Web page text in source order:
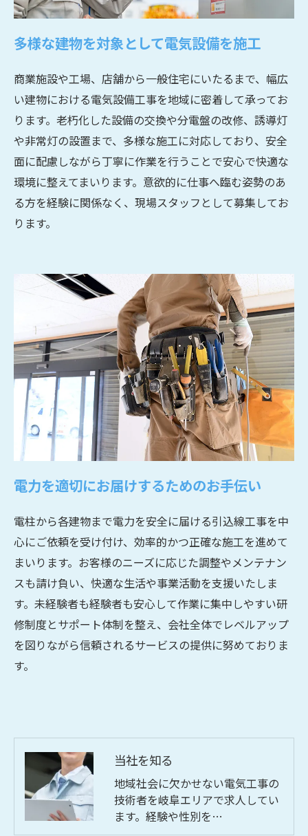
多様な建物を対象として電気設備を施工
商業施設や工場、店舗から一般住宅にいたるまで、幅広
い建物における電気設備工事を地域に密着して承ってお
ります。老朽化した設備の交換や分電盤の改修、誘導灯
や非常灯の設置まで、多様な施工に対応しており、安全
面に配慮しながら丁寧に作業を行うことで安心で快適な
環境に整えてまいります。意欲的に仕事へ臨む姿勢のあ
る方を経験に関係なく、現場スタッフとして募集してお
ります。
電力を適切にお届けするためのお手伝い
電柱から各建物まで電力を安全に届ける引込線工事を中
心にご依頼を受け付け、効率的かつ正確な施工を進めて
まいります。お客様のニーズに応じた調整やメンテナン
スも請け負い、快適な生活や事業活動を支援いたしま
す。未経験者も経験者も安心して作業に集中しやすい研
修制度とサポート体制を整え、会社全体でレベルアップ
を図りながら信頼されるサービスの提供に努めておりま
す。
当社を知る
地域社会に欠かせない電気工事の
技術者を岐阜エリアで求人してい
ます。経験や性別を…